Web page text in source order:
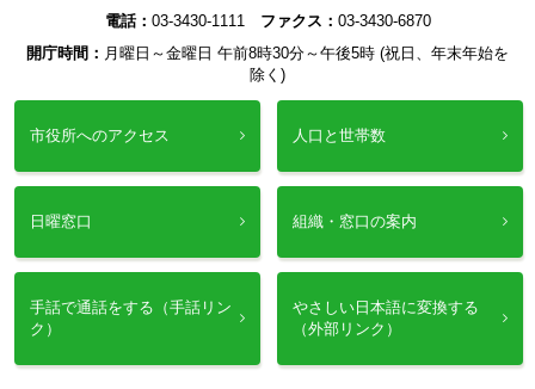
電話： 03-3430-1111 ファクス： 03-3430-6870
開庁時間： 月曜日～金曜日 午前8時30分～午後5時 (祝日、年末年始を
除く)
市役所へのアクセス 人口と世帯数
日曜窓口 組織・窓口の案内
手話で通話をする（手話リン
ク）
やさしい日本語に変換する
（外部リンク）